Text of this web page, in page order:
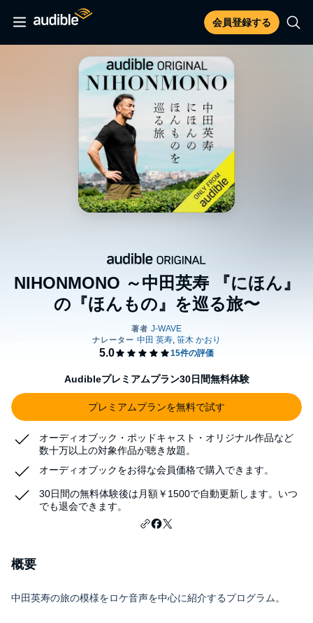
会員登録する
NIHONMONO ～中田英寿 『にほん』
の『ほんもの』を巡る旅〜
Audibleプレミアムプラン30日間無料体験
プレミアムプランを無料で試す
オーディオブック・ポッドキャスト・オリジナル作品など
数十万以上の対象作品が聴き放題。
オーディオブックをお得な会員価格で購入できます。
30日間の無料体験後は月額￥1500で自動更新します。いつ
でも退会できます。
概要
中田英寿の旅の模様をロケ音声を中心に紹介するプログラム。